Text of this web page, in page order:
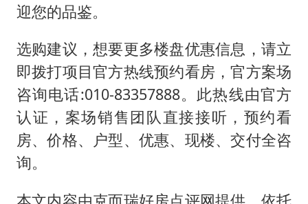
迎您的品鉴。
选购建议，想要更多楼盘优惠信息，请立
即拨打项目官方热线预约看房，官方案场
咨询电话:010-83357888。此热线由官方
认证，案场销售团队直接接听，预约看
房、价格、户型、优惠、现楼、交付全咨
询。